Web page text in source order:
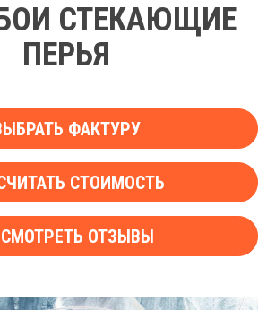
СТЕКАЮЩИЕ
ПЕРЬЯ
ФАКТУРУ
СТОИМОСТЬ
ОТЗЫВЫ